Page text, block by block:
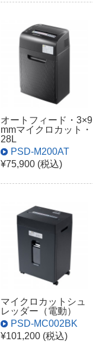
オートフィード・3×9
mmマイクロカット・
28L
PSD-M200AT
¥75,900 (税込)
マイクロカットシュ
レッダー（電動）
PSD-MC002BK
¥101,200 (税込)